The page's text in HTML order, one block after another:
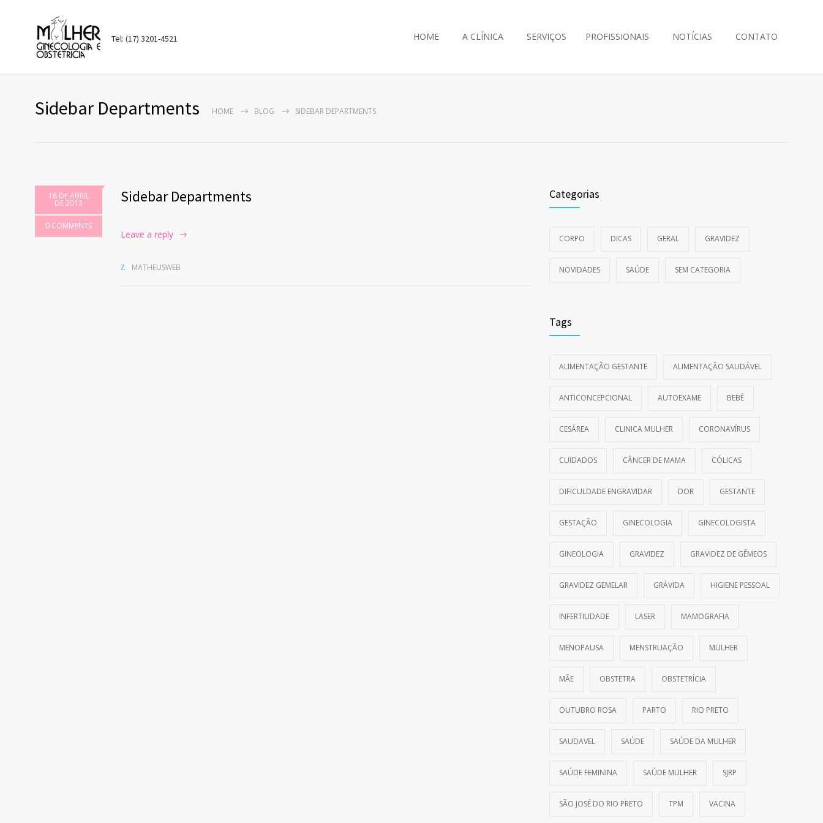
Tel: (17) 3201-4521 HOME A CLÍNICA SERVIÇOS PROFISSIONAIS NOTÍCIAS CONTATO
Sidebar Departments HOME BLOG SIDEBAR DEPARTMENTS
18 DE ABRIL
DE 2013
0 COMMENTS
Sidebar Departments
Leave a reply
MATHEUSWEB
Categorias
CORPO DICAS GERAL GRAVIDEZ
NOVIDADES SAÚDE SEM CATEGORIA
Tags
ALIMENTAÇÃO GESTANTE ALIMENTAÇÃO SAUDÁVEL
ANTICONCEPCIONAL AUTOEXAME BEBÊ
CESÁREA CLINICA MULHER CORONAVÍRUS
CUIDADOS CÂNCER DE MAMA CÓLICAS
DIFICULDADE ENGRAVIDAR DOR GESTANTE
GESTAÇÃO GINECOLOGIA GINECOLOGISTA
GINEOLOGIA GRAVIDEZ GRAVIDEZ DE GÊMEOS
GRAVIDEZ GEMELAR GRÁVIDA HIGIENE PESSOAL
INFERTILIDADE LASER MAMOGRAFIA
MENOPAUSA MENSTRUAÇÃO MULHER
MÃE OBSTETRA OBSTETRÍCIA
OUTUBRO ROSA PARTO RIO PRETO
SAUDAVEL SAÚDE SAÚDE DA MULHER
SAÚDE FEMININA SAÚDE MULHER SJRP
SÃO JOSÉ DO RIO PRETO TPM VACINA